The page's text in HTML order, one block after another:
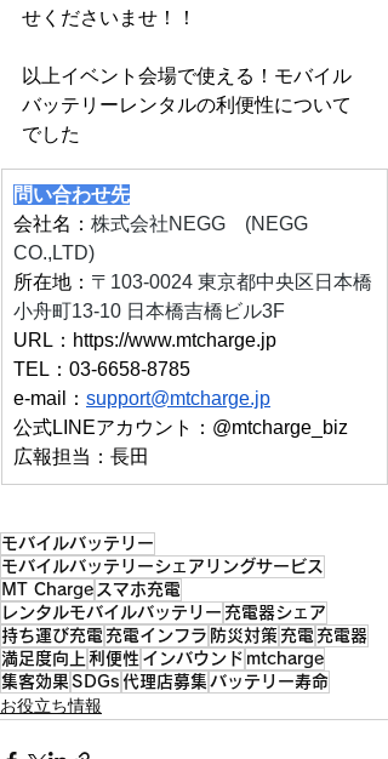
せくださいませ！！
以上イベント会場で使える！モバイル
バッテリーレンタルの利便性について
でした
問い合わせ先
会社名： 株式会社NEGG　(NEGG
CO.,LTD)
所在地： 〒103-0024 東京都中央区日本橋
小舟町13-10 日本橋吉橋ビル3F
URL： https://www.mtcharge.jp
TEL：03-6658-8785
e-mail： support@mtcharge.jp
公式LINEアカウント：@mtcharge_biz
広報担当：長田
モバイルバッテリー
モバイルバッテリーシェアリングサービス
MT Charge スマホ充電
レンタルモバイルバッテリー 充電器シェア
持ち運び充電 充電インフラ 防災対策 充電 充電器
満足度向上 利便性 インバウンド mtcharge
集客効果 SDGs 代理店募集 バッテリー寿命
お役立ち情報